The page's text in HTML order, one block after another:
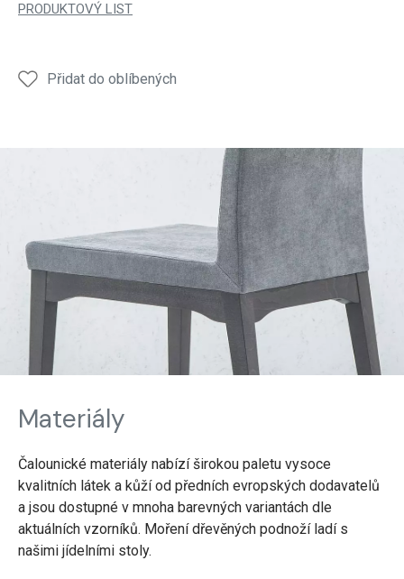
PRODUKTOVÝ LIST
Přidat do oblíbených
Materiály
Čalounické materiály nabízí širokou paletu vysoce
kvalitních látek a kůží od předních evropských dodavatelů
a jsou dostupné v mnoha barevných variantách dle
aktuálních vzorníků. Moření dřevěných podnoží ladí s
našimi jídelními stoly.